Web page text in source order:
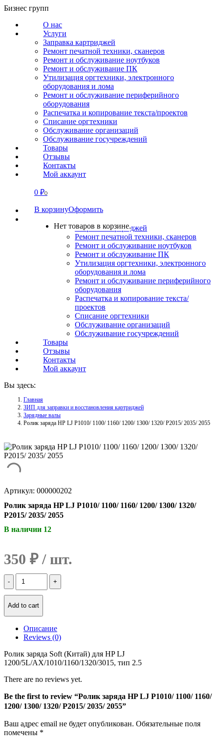
Перейти
содержанию
Бизнес групп
О нас
Услуги
Заправка картриджей
Ремонт печатной техники, сканеров
Ремонт и обслуживание ноутбуков
Ремонт и обслуживание ПК
Утилизация оргтехники, электронного
оборудования и лома
Ремонт и обслуживание периферийного
оборудования
Распечатка и копирование текста/проектов
Списание оргтехники
Обслуживание организаций
Обслуживание госучреждений
Товары
Отзывы
Контакты
Мой аккаунт
0 ₽0
В корзинуОформить
Нет товаров в корзине.
СВЯЗАТЬСЯ
О нас
Заправка картриджей
Ремонт печатной техники, сканеров
Ремонт и обслуживание ноутбуков
Ремонт и обслуживание ПК
Утилизация оргтехники, электронного
оборудования и лома
Ремонт и обслуживание периферийного
оборудования
Распечатка и копирование текста/
проектов
Списание оргтехники
Обслуживание организаций
Обслуживание госучреждений
Товары
Отзывы
Контакты
Мой аккаунт
Вы здесь:
Главная
ЗИП для заправки и восстановления картриджей
Зарядные валы
Ролик заряда HP LJ P1010/ 1100/ 1160/ 1200/ 1300/ 1320/ P2015/ 2035/ 2055
Артикул: 000000202
Ролик заряда HP LJ P1010/ 1100/ 1160/ 1200/ 1300/ 1320/
P2015/ 2035/ 2055
В наличии 12
350 ₽
Количество
Ролик
заряда
HP
1100/
1160/
1300/
1320/
2035/
Add to cart
Описание
Reviews (0)
Ролик заряда Soft (Китай) для HP LJ
1200/5L/AX/1010/1160/1320/3015, тип 2.5
There are no reviews yet.
Be the first to review “Ролик заряда HP LJ P1010/ 1100/ 1160/
1200/ 1300/ 1320/ P2015/ 2035/ 2055”
Ваш адрес email не будет опубликован. Обязательные поля
помечены *